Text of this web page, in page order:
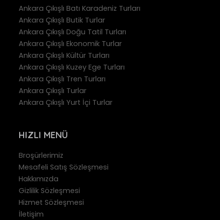
Ankara Çıkışlı Batı Karadeniz Turları
Ankara Çıkışlı Butik Turlar
Ankara Çıkışlı Doğu Tatil Turları
Ankara Çıkışlı Ekonomik Turlar
Ankara Çıkışlı Kültür Turları
Ankara Çıkışlı Kuzey Ege Turları
Ankara Çıkışlı Tren Turları
Ankara Çıkışlı Turlar
Ankara Çıkışlı Yurt İçi Turlar
HIZLI MENÜ
Broşürlerimiz
Mesafeli Satış Sözleşmesi
Hakkımızda
Gizlilik Sözleşmesi
Hizmet Sözleşmesi
İletişim